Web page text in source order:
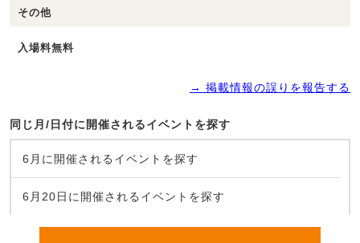
その他
入場料無料
→ 掲載情報の誤りを報告する
同じ月/日付に開催されるイベントを探す
6月に開催されるイベントを探す
6月20日に開催されるイベントを探す